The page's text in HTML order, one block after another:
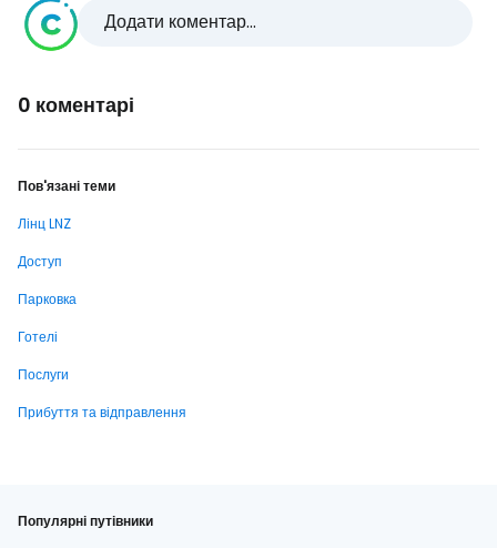
Додати коментар...
0 коментарі
Пов'язані теми
Лінц LNZ
Доступ
Парковка
Готелі
Послуги
Прибуття та відправлення
Популярні путівники